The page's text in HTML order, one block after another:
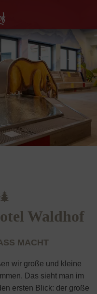
Waldhof
MACHT
wir große und kleine
Das sieht man im
ersten Blick: der große